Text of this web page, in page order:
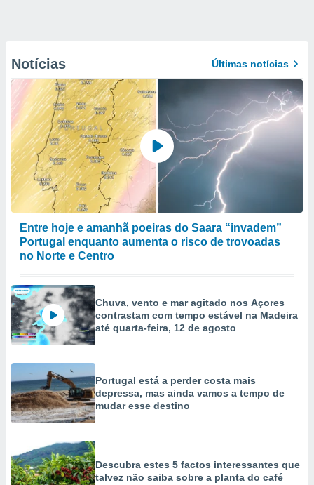
Notícias Últimas notícias
Entre hoje e amanhã poeiras do Saara “invadem”
Portugal enquanto aumenta o risco de trovoadas
no Norte e Centro
Chuva, vento e mar agitado nos Açores
contrastam com tempo estável na Madeira
até quarta-feira, 12 de agosto
Portugal está a perder costa mais
depressa, mas ainda vamos a tempo de
mudar esse destino
Descubra estes 5 factos interessantes que
talvez não saiba sobre a planta do café